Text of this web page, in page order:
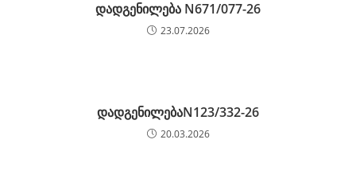
დადგენილება N671/077-26
23.07.2026
დადგენილებაN123/332-26
20.03.2026